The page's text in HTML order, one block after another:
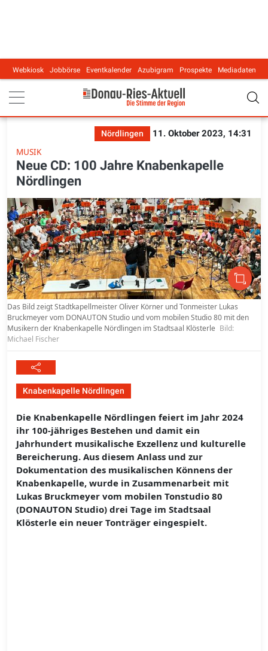
Main navigation
Webkiosk Jobbörse Eventkalender Azubigram Prospekte Mediadaten
Nördlingen
11. Oktober 2023, 14:31
MUSIK
Neue CD: 100 Jahre Knabenkapelle
Nördlingen
Das Bild zeigt Stadtkapellmeister Oliver Körner und Tonmeister Lukas
Bruckmeyer vom DONAUTON Studio und vom mobilen Studio 80 mit den
Musikern der Knabenkapelle Nördlingen im Stadtsaal Klösterle Bild:
Michael Fischer
Knabenkapelle Nördlingen
Die Knabenkapelle Nördlingen feiert im Jahr 2024
ihr 100-jähriges Bestehen und damit ein
Jahrhundert musikalische Exzellenz und kulturelle
Bereicherung. Aus diesem Anlass und zur
Dokumentation des musikalischen Könnens der
Knabenkapelle, wurde in Zusammenarbeit mit
Lukas Bruckmeyer vom mobilen Tonstudio 80
(DONAUTON Studio) drei Tage im Stadtsaal
Klösterle ein neuer Tonträger eingespielt.